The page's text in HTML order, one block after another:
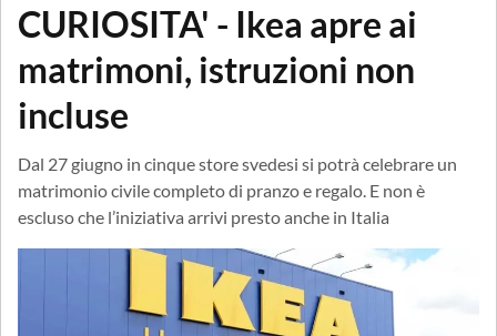
CURIOSITA' - Ikea apre ai
matrimoni, istruzioni non
incluse
Dal 27 giugno in cinque store svedesi si potrà celebrare un
matrimonio civile completo di pranzo e regalo. E non è
escluso che l’iniziativa arrivi presto anche in Italia